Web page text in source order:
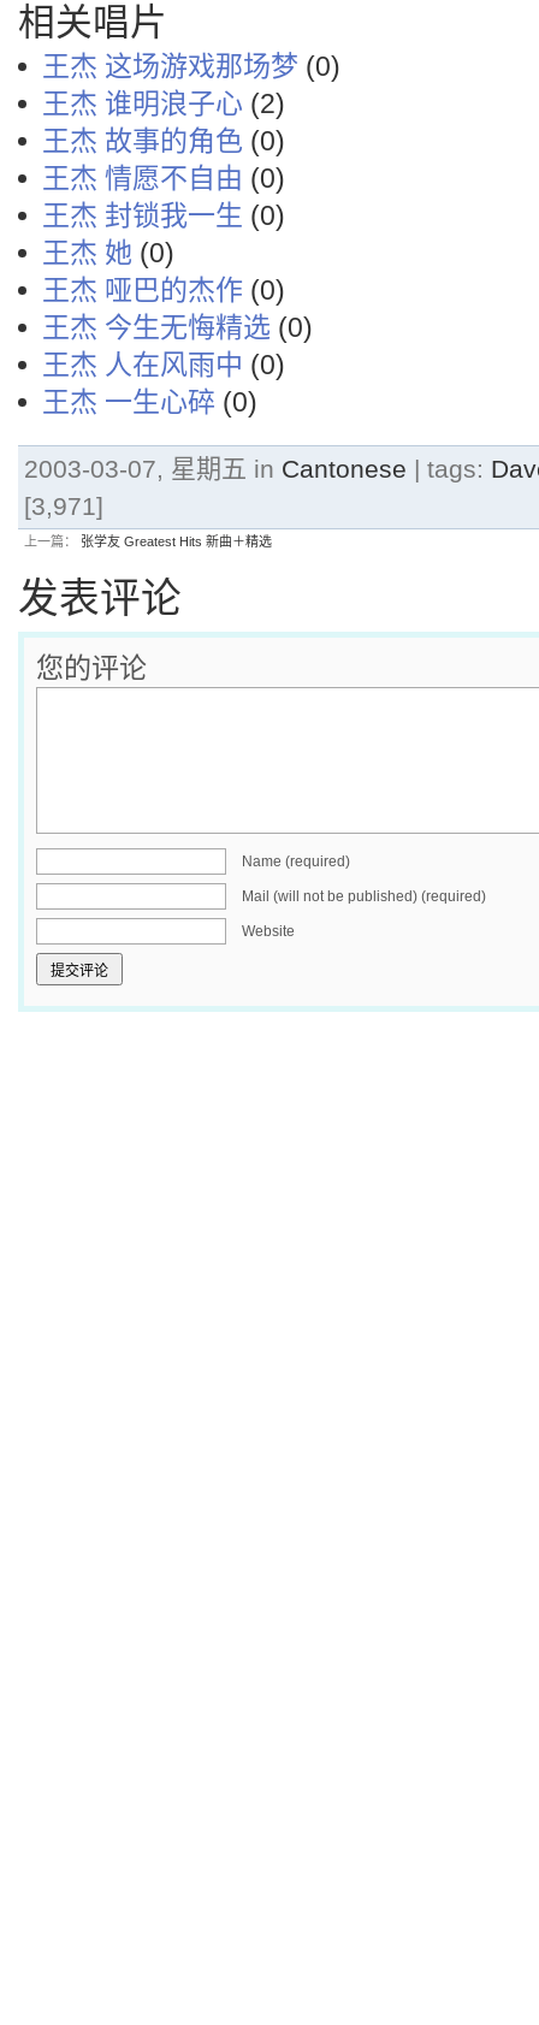
相关唱片
王杰 这场游戏那场梦 (0)
王杰 谁明浪子心 (2)
王杰 故事的角色 (0)
王杰 情愿不自由 (0)
王杰 封锁我一生 (0)
王杰 她 (0)
王杰 哑巴的杰作 (0)
王杰 今生无悔精选 (0)
王杰 人在风雨中 (0)
王杰 一生心碎 (0)
2003-03-07, 星期五 in Cantonese | tags:
[3,971]
上一篇： 张学友 Greatest Hits 新曲＋精选
发表评论
您的评论
Name (required)
Mail (will not be published) (required)
Website